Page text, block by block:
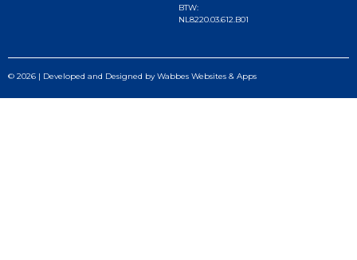
BTW:
NL8220.03.612.B01
© 2026 | Developed and Designed byWabbes Websites & Apps